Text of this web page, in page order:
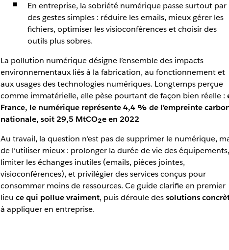
En entreprise, la sobriété numérique passe surtout par
des gestes simples : réduire les emails, mieux gérer les
fichiers, optimiser les visioconférences et choisir des
outils plus sobres.
La pollution numérique désigne l’ensemble des impacts
environnementaux liés à la fabrication, au fonctionnement et
aux usages des technologies numériques. Longtemps perçue
comme immatérielle, elle pèse pourtant de façon bien réelle :
France, le numérique représente 4,4 % de l’empreinte
nationale, soit 29,5 MtCO₂e en 2022
Au travail, la question n’est pas de supprimer le numérique,
de l’utiliser mieux : prolonger la durée de vie des équipements,
limiter les échanges inutiles (emails, pièces jointes,
visioconférences), et privilégier des services conçus pour
consommer moins de ressources. Ce guide clarifie en premier
lieu ce qui pollue vraiment, puis déroule dessolutions
à appliquer en entreprise.